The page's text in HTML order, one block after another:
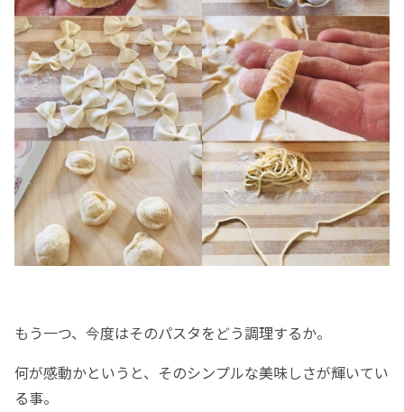
もう一つ、今度はそのパスタをどう調理するか。
何が感動かというと、そのシンプルな美味しさが輝いてい
る事。